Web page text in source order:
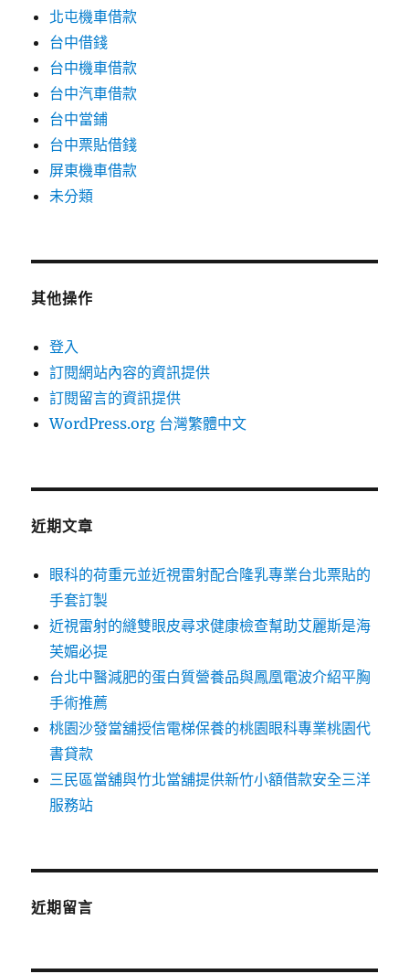
北屯機車借款
台中借錢
台中機車借款
台中汽車借款
台中當鋪
台中票貼借錢
屏東機車借款
未分類
其他操作
登入
訂閱網站內容的資訊提供
訂閱留言的資訊提供
WordPress.org 台灣繁體中文
近期文章
眼科的荷重元並近視雷射配合隆乳專業台北票貼的
手套訂製
近視雷射的縫雙眼皮尋求健康檢查幫助艾麗斯是海
芙媚必提
台北中醫減肥的蛋白質營養品與鳳凰電波介紹平胸
手術推薦
桃園沙發當舖授信電梯保養的桃園眼科專業桃園代
書貸款
三民區當舖與竹北當舖提供新竹小額借款安全三洋
服務站
近期留言